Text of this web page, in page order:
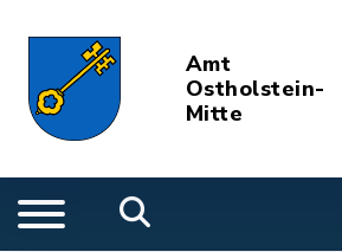
Amt
Ostholstein-
Mitte